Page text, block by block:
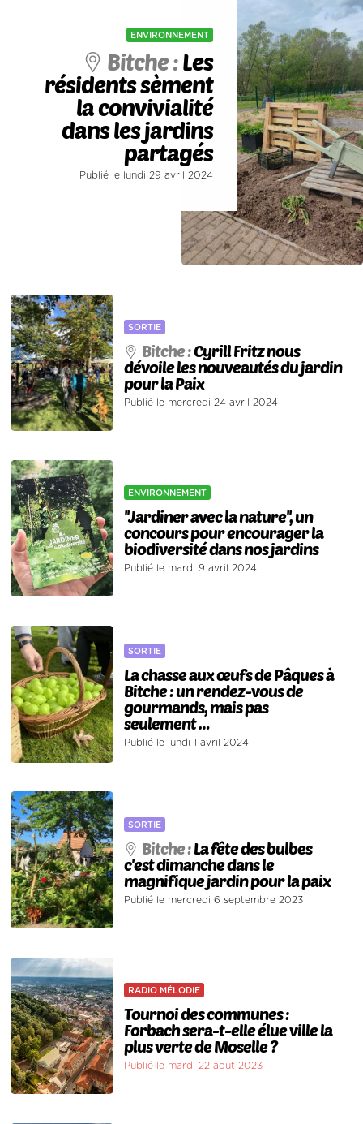
ENVIRONNEMENT
Bitche :Les
résidents sèment
la convivialité
dans les jardins
partagés
Publié le lundi 29 avril 2024
SORTIE
Bitche :Cyrill Fritz nous
dévoile les nouveautés du jardin
pour la Paix
Publié le mercredi 24 avril 2024
ENVIRONNEMENT
''Jardiner avec la nature'', un
concours pour encourager la
biodiversité dans nos jardins
Publié le mardi 9 avril 2024
SORTIE
La chasse aux œufs de Pâques à
Bitche : un rendez-vous de
gourmands, mais pas
seulement …
Publié le lundi 1 avril 2024
SORTIE
Bitche :La fête des bulbes
c'est dimanche dans le
magnifique jardin pour la paix
Publié le mercredi 6 septembre 2023
RADIO MÉLODIE
Tournoi des communes :
Forbach sera-t-elle élue ville la
plus verte de Moselle ?
Publié le mardi 22 août 2023